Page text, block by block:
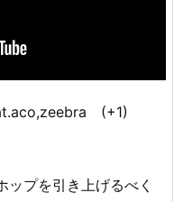
(+1)
ップを引き上げるべく